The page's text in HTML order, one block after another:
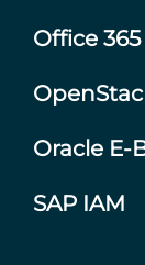
Office
Oracle E-
SAP IAM